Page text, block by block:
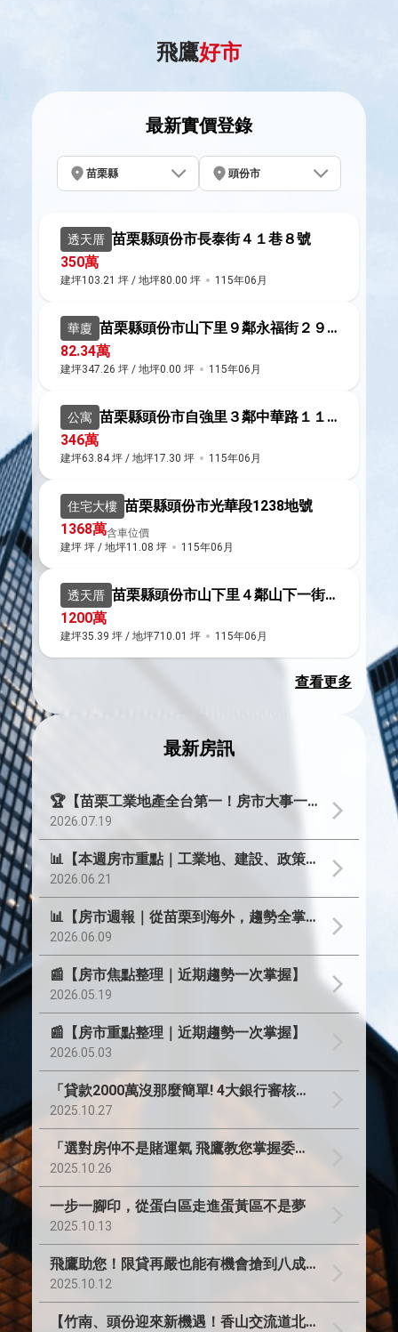
飛鷹好市
最新實價登錄
苗栗縣 頭份市
透天厝 苗栗縣頭份市長泰街４１巷８號
350萬
建坪103.21 坪 / 地坪80.00 坪 115年06月
華廈
苗栗縣頭份市山下里９鄰永福街２９號
82.34萬
建坪347.26 坪 / 地坪0.00 坪 115年06月
公寓
苗栗縣頭份市自強里３鄰中華路１１０１巷１０號四樓
346萬
建坪63.84 坪 / 地坪17.30 坪 115年06月
住宅大樓 苗栗縣頭份市光華段1238地號
1368萬含車位價
建坪 坪 / 地坪11.08 坪
115年06月
透天厝
苗栗縣頭份市山下里４鄰山下一街１３６號
1200萬
建坪35.39 坪 / 地坪710.01 坪 115年06月
查看更多
最新房訊
🏆【苗栗工業地產全台第一！房市大事一次看】
2026.07.19
📊【本週房市重點｜工業地、建設、政策一次看】
2026.06.21
📊【房市週報｜從苗栗到海外，趨勢全掌握】
2026.06.09
📰【房市焦點整理｜近期趨勢一次掌握】
2026.05.19
📰【房市重點整理｜近期趨勢一次掌握】
2026.05.03
「貸款2000萬沒那麼簡單! 4大銀行審核秘密您一定要懂」
2025.10.27
「選對房仲不是賭運氣 飛鷹教您掌握委託眉角!」
2025.10.26
一步一腳印，從蛋白區走進蛋黃區不是夢
2025.10.13
飛鷹助您！限貸再嚴也能有機會搶到八成貸款的換屋攻略
2025.10.12
【竹南、頭份迎來新機遇！香山交流道北側啟動都市計畫】